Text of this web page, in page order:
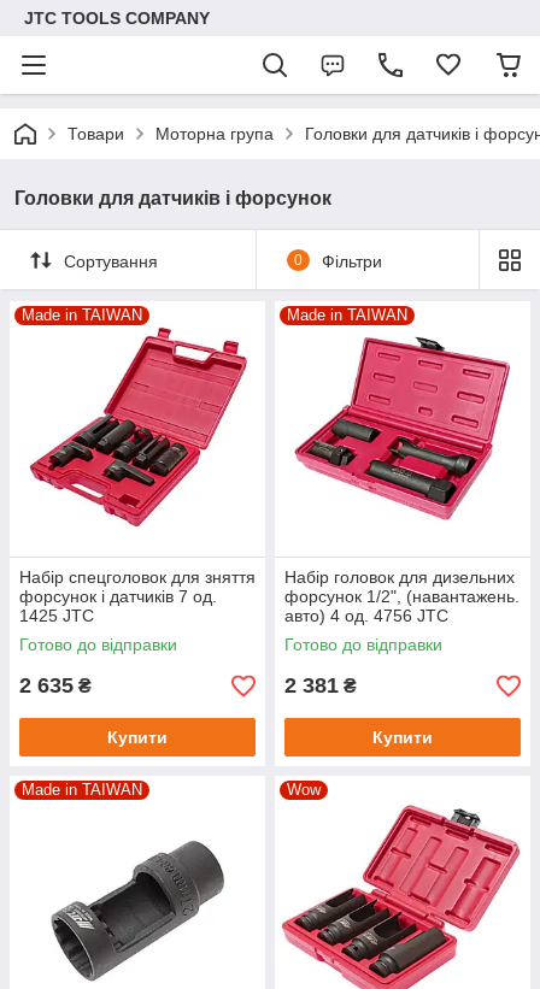
JTC TOOLS COMPANY
Товари Моторна група Головки для датчиків і
Головки для датчиків і форсунок
Сортування 0 Фільтри
Made in TAIWAN
Набір спецголовок для зняття
форсунок і датчиків 7 од.
1425 JTC
Готово до відправки
2 635 ₴
Купити
Made in TAIWAN
Набір головок для дизельних
форсунок 1/2", (навантажень.
авто) 4 од. 4756 JTC
Готово до відправки
2 381 ₴
Купити
Made in TAIWAN Wow